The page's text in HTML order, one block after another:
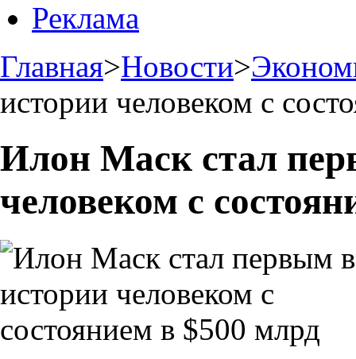
Реклама
Главная>Новости>
истории человеком с
Илон Маск стал
человеком с